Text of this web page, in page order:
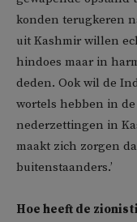
konden terugkeren
uit Kashmir willen
hindoes maar in
deden. Ook wil de
wortels hebben in
nederzettingen in
maakt zich zorgen
buitenstaanders.’
Hoe heeft de